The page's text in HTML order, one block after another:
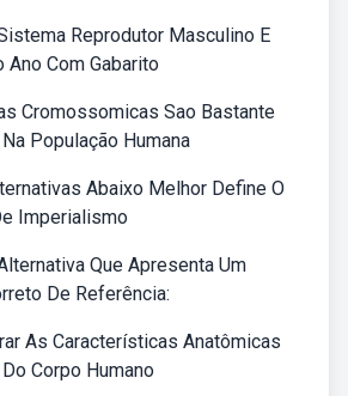
Reprodutor Masculino E
Ano Com Gabarito
Cromossomicas Sao Bastante
População Humana
Abaixo Melhor Define O
Imperialismo
Que Apresenta Um
De Referência:
As Características Anatômicas
Corpo Humano